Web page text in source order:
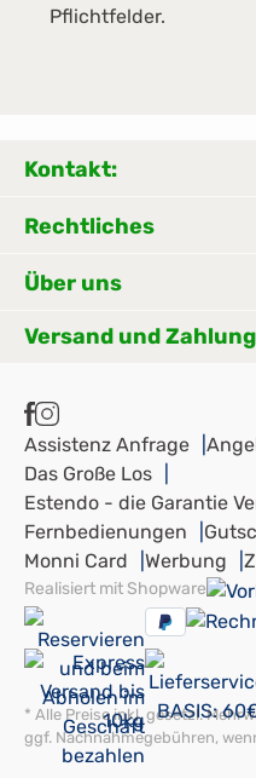
Pflichtfelder.
Kontakt:
Rechtliches
Über uns
Versand und Zahlung
Assistenz Anfrage
Das Große Los
Estendo - die Garantie
Fernbedienungen
Monni Card
Werbung
Realisiert mit Shopware
* Alle Preise inkl. gesetzl.
ggf. Nachnahmegebühren,